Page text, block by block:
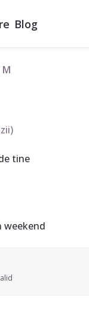
Blog
)
tine
weekend